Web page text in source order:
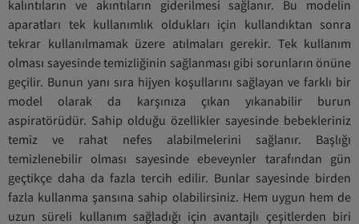
kalıntıların ve akıntıların giderilmesi sağlanır. Bu modelin
aparatları tek kullanımlık oldukları için kullandıktan sonra
tekrar kullanılmamak üzere atılmaları gerekir. Tek kullanım
olması sayesinde temizliğinin sağlanması gibi sorunların önüne
geçilir. Bunun yanı sıra hijyen koşullarını sağlayan ve farklı bir
model olarak da karşınıza çıkan yıkanabilir burun
aspiratörüdür. Sahip olduğu özellikler sayesinde bebekleriniz
temiz ve rahat nefes alabilmelerini sağlanır. Başlığı
temizlenebilir olması sayesinde ebeveynler tarafından gün
geçtikçe daha da fazla tercih edilir. Bunlar sayesinde birden
fazla kullanma şansına sahip olabilirsiniz. Hem uygun hem de
uzun süreli kullanım sağladığı için avantajlı çeşitlerden biri